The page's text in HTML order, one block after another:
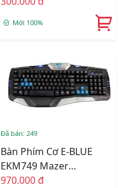
Mới 100%
Đã bán: 249
Bàn Phím Cơ E-BLUE
EKM749 Mazer
Mechanical
970.000 đ